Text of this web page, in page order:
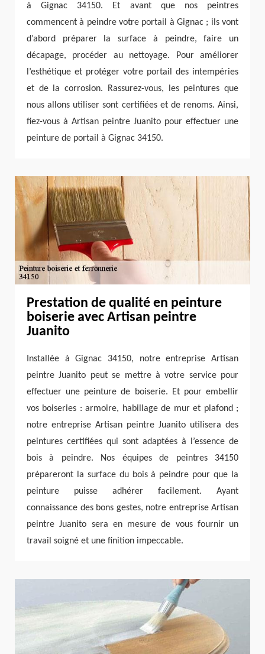
à Gignac 34150. Et avant que nos peintres
commencent à peindre votre portail à Gignac ; ils vont
d’abord préparer la surface à peindre, faire un
décapage, procéder au nettoyage. Pour améliorer
l’esthétique et protéger votre portail des intempéries
et de la corrosion. Rassurez-vous, les peintures que
nous allons utiliser sont certifiées et de renoms. Ainsi,
fiez-vous à Artisan peintre Juanito pour effectuer une
peinture de portail à Gignac 34150.
Prestation de qualité en peinture
boiserie avec Artisan peintre
Juanito
Installée à Gignac 34150, notre entreprise Artisan
peintre Juanito peut se mettre à votre service pour
effectuer une peinture de boiserie. Et pour embellir
vos boiseries : armoire, habillage de mur et plafond ;
notre entreprise Artisan peintre Juanito utilisera des
peintures certifiées qui sont adaptées à l’essence de
bois à peindre. Nos équipes de peintres 34150
prépareront la surface du bois à peindre pour que la
peinture puisse adhérer facilement. Ayant
connaissance des bons gestes, notre entreprise Artisan
peintre Juanito sera en mesure de vous fournir un
travail soigné et une finition impeccable.